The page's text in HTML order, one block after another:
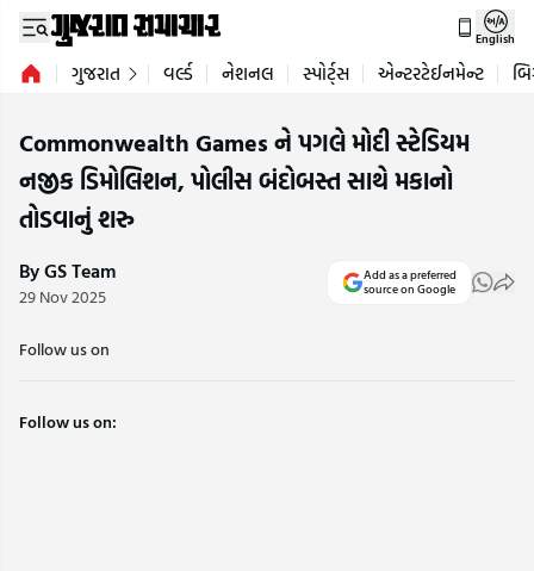
English
ગુજરાત વર્લ્ડ નેશનલ સ્પોર્ટ્સ એન્ટરટેઈનમેન્ટ
Commonwealth Games ને પગલે મોદી સ્ટેડિયમ
નજીક ડિમોલિશન, પોલીસ બંદોબસ્ત સાથે મકાનો
તોડવાનું શરુ
By GS Team
29 Nov 2025
Add as a preferred
source on Google
Follow us on
Follow us on: